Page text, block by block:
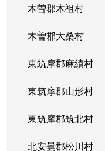
木曽郡木祖村
木曽郡大桑村
東筑摩郡麻績村
東筑摩郡山形村
東筑摩郡筑北村
北安曇郡松川村